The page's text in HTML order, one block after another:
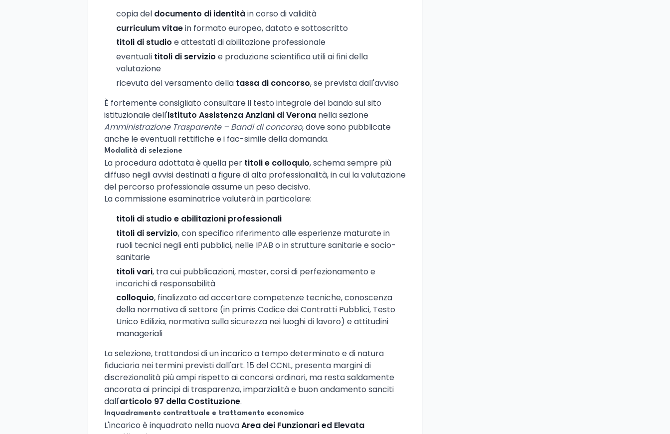
copia del documento di identitàin corso di validità
curriculum vitaein formato europeo, datato e sottoscritto
titoli di studio e attestati di abilitazione professionale
eventuali titoli di servizio e produzione scientifica utili ai fini della
valutazione
ricevuta del versamento della tassa di concorso, se prevista dall'avviso
È fortemente consigliato consultare il testo integrale del bando sul sito
istituzionale dell'Istituto Assistenza Anziani di Verona nella sezione
Amministrazione Trasparente – Bandi di concorso, dove sono pubblicate
anche le eventuali rettifiche e i fac-simile della domanda.
Modalità di selezione
La procedura adottata è quella per titoli e colloquio, schema sempre più
diffuso negli avvisi destinati a figure di alta professionalità, in cui la valutazione
del percorso professionale assume un peso decisivo.
La commissione esaminatrice valuterà in particolare:
titoli di studio e abilitazioni professionali
titoli di servizio, con specifico riferimento alle esperienze maturate in
ruoli tecnici negli enti pubblici, nelle IPAB o in strutture sanitarie e socio-
sanitarie
titoli vari, tra cui pubblicazioni, master, corsi di perfezionamento e
incarichi di responsabilità
colloquio, finalizzato ad accertare competenze tecniche, conoscenza
della normativa di settore (in primis Codice dei Contratti Pubblici, Testo
Unico Edilizia, normativa sulla sicurezza nei luoghi di lavoro) e attitudini
manageriali
La selezione, trattandosi di un incarico a tempo determinato e di natura
fiduciaria nei termini previsti dall'art. 15 del CCNL, presenta margini di
discrezionalità più ampi rispetto ai concorsi ordinari, ma resta saldamente
ancorata ai principi di trasparenza, imparzialità e buon andamento sanciti
dall'articolo 97 della Costituzione.
Inquadramento contrattuale e trattamento economico
L'incarico è inquadrato nella nuovaArea dei Funzionari ed Elevata